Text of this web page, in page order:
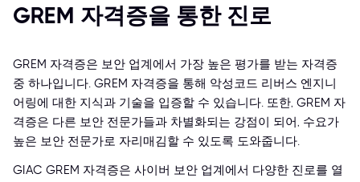
GREM 자격증을 통한 진로
GREM 자격증은 보안 업계에서 가장 높은 평가를 받는 자격증
중 하나입니다. GREM 자격증을 통해 악성코드 리버스 엔지니
어링에 대한 지식과 기술을 입증할 수 있습니다. 또한, GREM 자
격증은 다른 보안 전문가들과 차별화되는 강점이 되어, 수요가
높은 보안 전문가로 자리매김할 수 있도록 도와줍니다.
GIAC GREM 자격증은 사이버 보안 업계에서 다양한 진로를 열